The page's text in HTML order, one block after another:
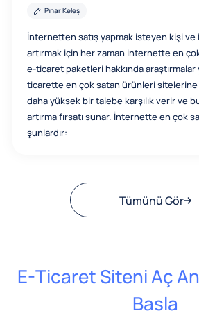
Pınar Keleş
İnternetten satış yapmak isteyen kişi ve
artırmak için her zaman internette en
e-ticaret paketleri hakkında
ticarette en çok satan ürünleri
daha yüksek bir talebe karşılık verir ve bu
artırma fırsatı sunar. İnternette en çok
şunlardır:
Tümünü Gör
E-Ticaret Siteni Aç
Basla